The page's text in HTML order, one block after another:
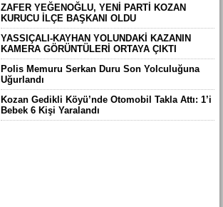
ZAFER YEĞENOĞLU, YENİ PARTİ KOZAN
KURUCU İLÇE BAŞKANI OLDU
YASSIÇALI-KAYHAN YOLUNDAKİ KAZANIN
KAMERA GÖRÜNTÜLERİ ORTAYA ÇIKTI
Polis Memuru Serkan Duru Son Yolculuğuna
Uğurlandı
Kozan Gedikli Köyü’nde Otomobil Takla Attı: 1’i
Bebek 6 Kişi Yaralandı